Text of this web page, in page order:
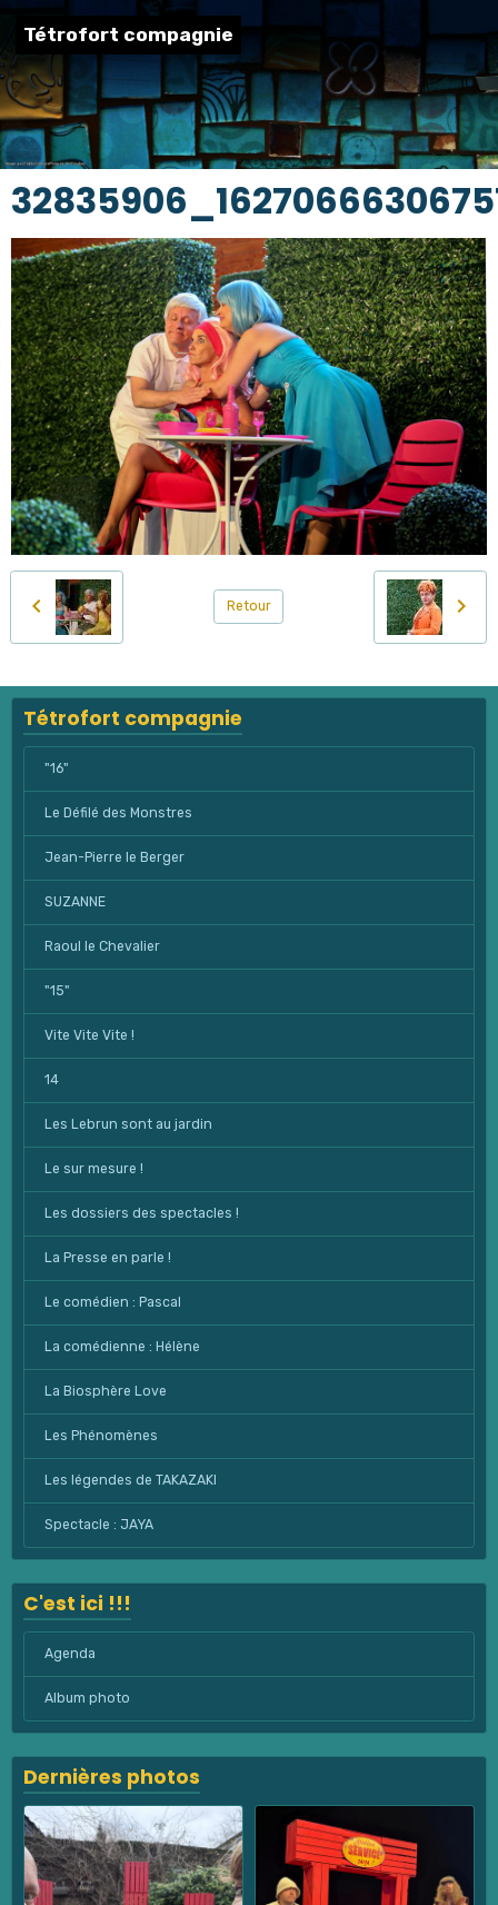
Tétrofort compagnie
Retour
Tétrofort compagnie
"16"
Le Défilé des Monstres
Jean-Pierre le Berger
SUZANNE
Raoul le Chevalier
"15"
Vite Vite Vite !
14
Les Lebrun sont au jardin
Le sur mesure !
Les dossiers des spectacles !
La Presse en parle !
Le comédien : Pascal
La comédienne : Hélène
La Biosphère Love
Les Phénomènes
Les légendes de TAKAZAKI
Spectacle : JAYA
C'est ici !!!
Agenda
Album photo
Dernières photos